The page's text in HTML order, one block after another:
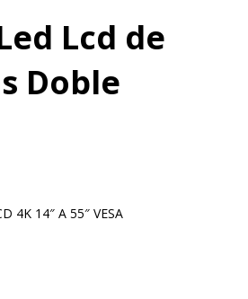
Lcd de
Doble
4K 14″ A 55″ VESA